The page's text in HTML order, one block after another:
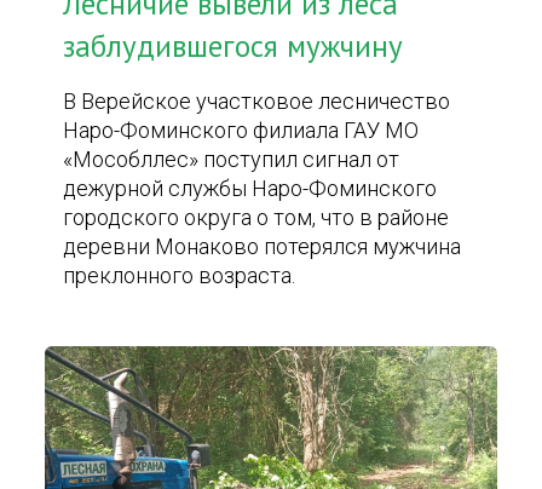
заблудившегося мужчину
В Верейское участковое лесничество
Наро-Фоминского филиала ГАУ МО
«Мособллес» поступил сигнал от
дежурной службы Наро-Фоминского
городского округа о том, что в районе
деревни Монаково потерялся мужчина
преклонного возраста.